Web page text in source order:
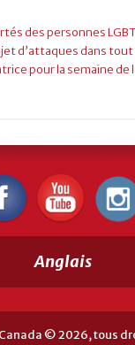
des personnes
d’attaques dans tout
pour la semaine de
Anglais
Canada © 2026, tous